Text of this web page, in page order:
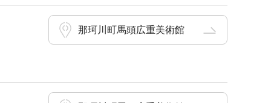
那珂川町馬頭広重美術館